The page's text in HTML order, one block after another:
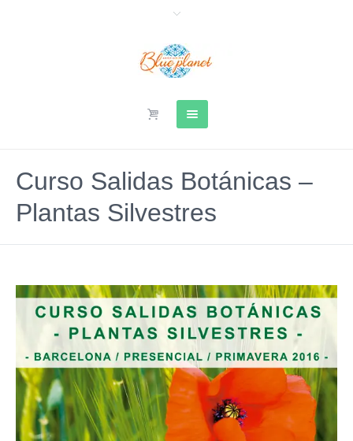
Curso Salidas Botánicas –
Plantas Silvestres